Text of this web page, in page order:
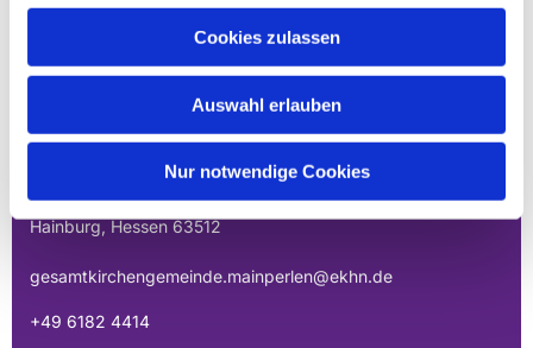
Cookies zulassen
Auswahl erlauben
Nur notwendige Cookies
EVANGELISCHE
GESAMTKIRCHENGEMEINDE DER
MAINPERLEN
Hainburg, Hessen 63512
gesamtkirchengemeinde.mainperlen@ekhn.de
+49 6182 4414